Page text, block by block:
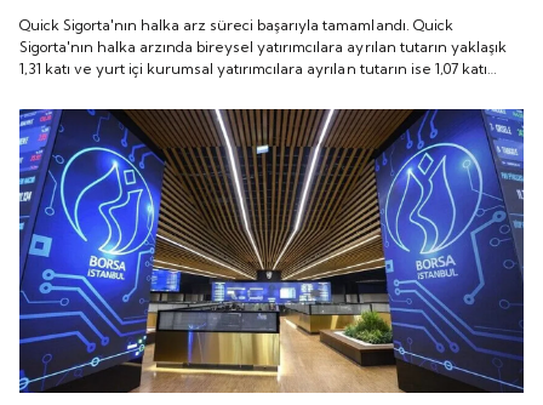
yatırımcılara ayrılan tutarın yaklaşık 1,31 katı ve yurt
içi kurumsal yatırımcılara ayrılan tutarın ise 1,07 katı
talep geldi. Quick Sigorta, 6 Ağustos 2026 tarihinde
görmeye başlayacak.
Quick Sigorta'nın halka arz süreci başarıyla tamamlandı. Quick
Sigorta'nın halka arzında bireysel yatırımcılara ayrılan tutarın yaklaşık
1,31 katı ve yurt içi kurumsal yatırımcılara ayrılan tutarın ise 1,07 katı
koduyla Borsa İstanbul'da işlem görmeye başlayacak.